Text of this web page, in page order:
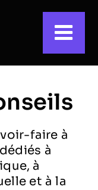
faire à
à
à
et à la